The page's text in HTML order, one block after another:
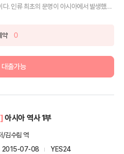
다. 인류 최초의 문명이 아시아에서 발생했다.
약 0
대출가능
아시아 역사 1부
/김수림 역
2015-07-08
YES24